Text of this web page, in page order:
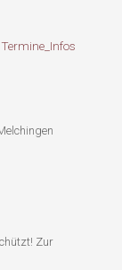
Termine_Infos
Zur